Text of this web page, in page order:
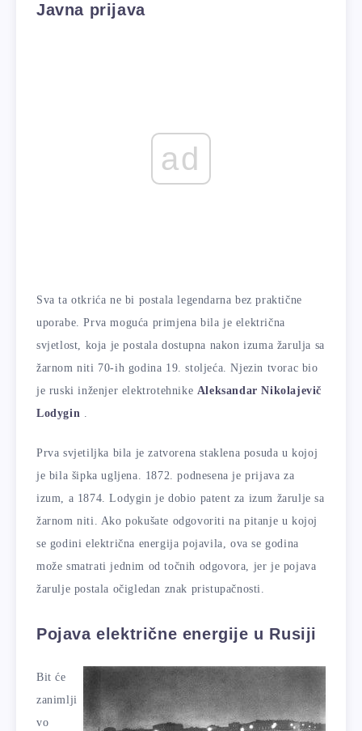
Javna prijava
ad
Sva ta otkrića ne bi postala legendarna bez praktične
uporabe. Prva moguća primjena bila je električna
svjetlost, koja je postala dostupna nakon izuma žarulja sa
žarnom niti 70-ih godina 19. stoljeća. Njezin tvorac bio
je ruski inženjer elektrotehnike Aleksandar Nikolajevič
Lodygin
Prva svjetiljka bila je zatvorena staklena posuda u kojoj
je bila šipka ugljena. 1872. podnesena je prijava za
izum, a 1874. Lodygin je dobio patent za izum žarulje sa
žarnom niti. Ako pokušate odgovoriti na pitanje u kojoj
se godini električna energija pojavila, ova se godina
može smatrati jednim od točnih odgovora, jer je pojava
žarulje postala očigledan znak pristupačnosti.
Pojava električne energije u Rusiji
Bit će
zanimlji
vo